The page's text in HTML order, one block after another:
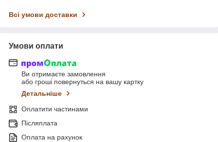
Всі умови доставки
Умови оплати
Ви отримаєте замовлення
або гроші повернуться на вашу картку
Детальніше
Оплатити частинами
Післяплата
Оплата на рахунок